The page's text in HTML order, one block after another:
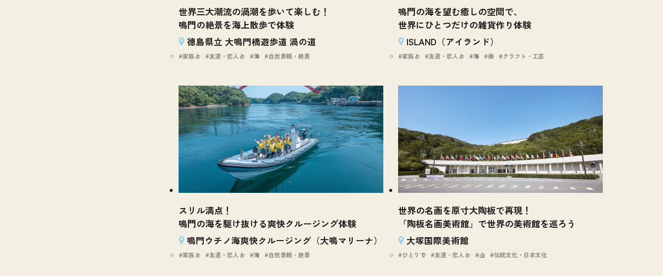
世界三大潮流の渦潮を歩いて楽しむ！
鳴門の絶景を海上散歩で体験
徳島県立 大鳴門橋遊歩道 渦の道
家族と 友達・恋人と 海 自然景観・絶景
鳴門の海を望む癒しの空間で、
世界にひとつだけの雑貨作り体験
ISLAND（アイランド）
家族と 友達・恋人と 海 街 クラフト・工芸
スリル満点！
鳴門の海を駆け抜ける爽快クルージング体験
鳴門ウチノ海爽快クルージング（大鳴マリーナ）
家族と 友達・恋人と 海 自然景観・絶景
世界の名画を原寸大陶板で再現！
「陶板名画美術館」で世界の美術館を巡ろう
大塚国際美術館
ひとりで 友達・恋人と 山 伝統文化・日本文化